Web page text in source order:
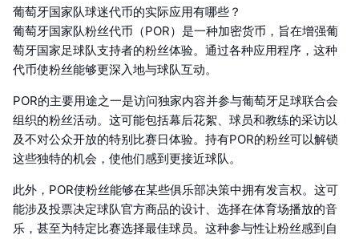
葡萄牙国家队球迷代币的实际应用有哪些？
葡萄牙国家队粉丝代币（POR）是一种加密货币，旨在增强葡
萄牙国家足球队支持者的粉丝体验。通过各种应用程序，这种
代币使粉丝能够更深入地与球队互动。
POR的主要用途之一是访问独家内容并参与葡萄牙足球联合会
组织的粉丝活动。这可能包括幕后花絮、球员和教练的采访以
及不对公众开放的特别比赛日体验。持有POR的粉丝可以解锁
这些独特的机会，使他们感到更接近球队。
此外，POR使粉丝能够在某些俱乐部决策中拥有发言权。这可
能涉及投票决定球队官方商品的设计、选择在体育场播放的音
乐，甚至为特定比赛选择最佳球员。这种参与性让粉丝感到自